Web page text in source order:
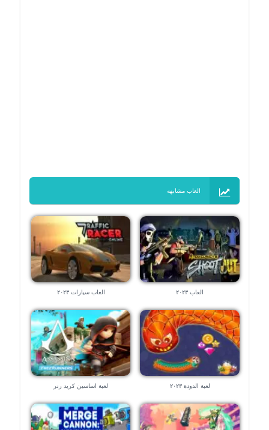
العاب مشابهه
العاب ٢٠٢٣ العاب سيارات ٢٠٢٣
لعبة الدودة ٢٠٢٣ لعبة اساسين كريد رنر